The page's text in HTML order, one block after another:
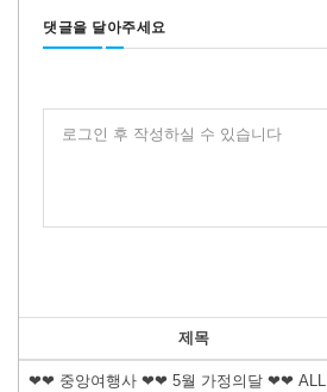
댓글을 달아주세요
로그인 후 작성하실 수 있습니다
제목
❤❤ 중앙여행사 ❤❤ 5월 가정의달 ❤❤ ALL